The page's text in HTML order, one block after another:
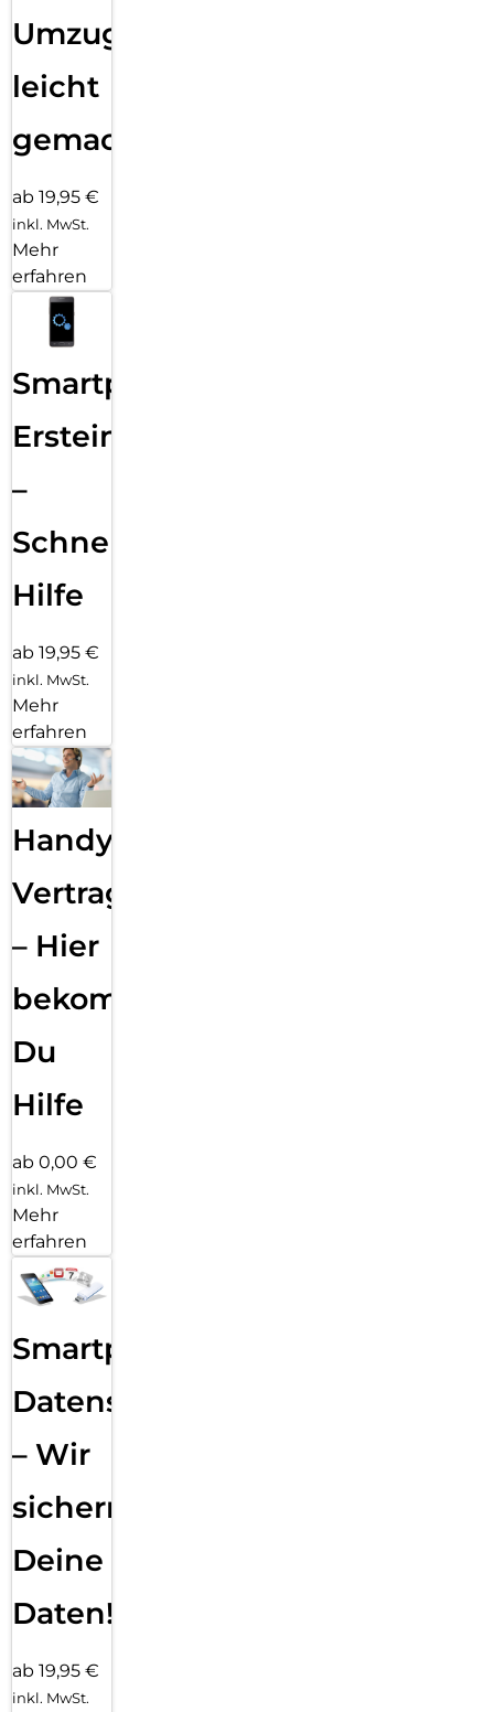
Umzug
leicht
gemacht!
ab 19,95 €
inkl. MwSt.
Mehr
erfahren
Smartphone
Ersteinrichtung
–
Schnelle
Hilfe
ab 19,95 €
inkl. MwSt.
Mehr
erfahren
Handy
Vertragsabwicklung
– Hier
bekommst
Du
Hilfe
ab 0,00 €
inkl. MwSt.
Mehr
erfahren
Smartphone
Datensicherung
– Wir
sichern
Deine
Daten!
ab 19,95 €
inkl. MwSt.